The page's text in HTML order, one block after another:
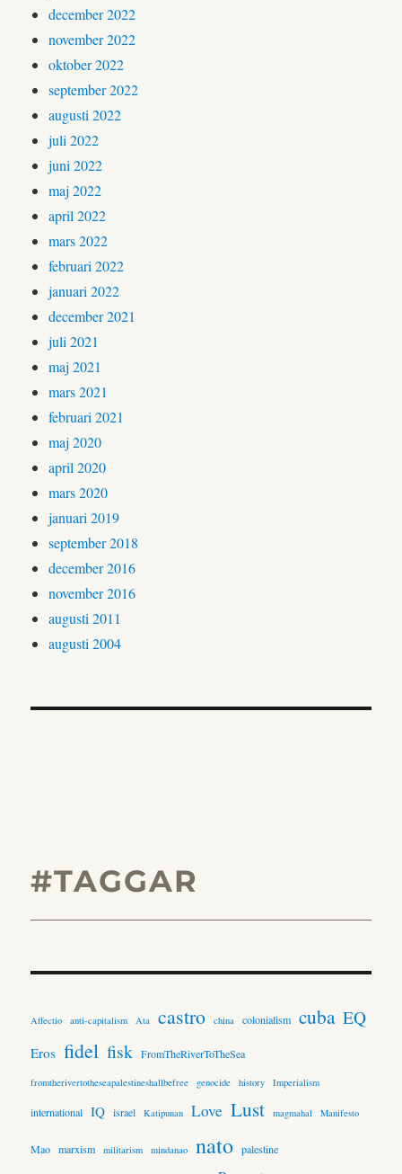
december 2022
november 2022
oktober 2022
september 2022
augusti 2022
juli 2022
juni 2022
maj 2022
april 2022
mars 2022
februari 2022
januari 2022
december 2021
juli 2021
maj 2021
mars 2021
februari 2021
maj 2020
april 2020
mars 2020
januari 2019
september 2018
december 2016
november 2016
augusti 2011
augusti 2004
#TAGGAR
Affectio anti-capitalism Ata castro china colonialism cuba EQ
Eros fidel fisk FromTheRiverToTheSea
fromtherivertotheseapalestineshallbefree genocide history Imperialism
international IQ israel Katipunan Love Lust magmahal Manifesto
Mao marxism militarism mindanao nato palestine